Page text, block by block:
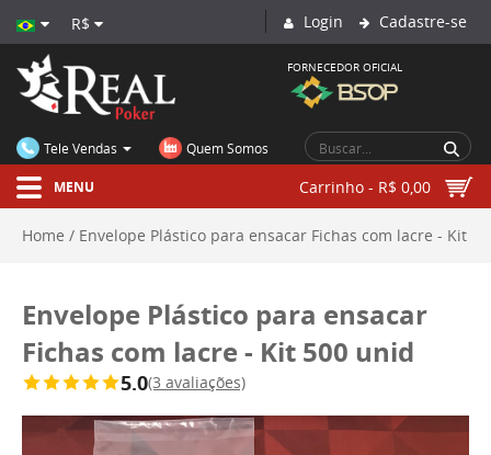
R$
FORNECEDOR OFICIAL
Login Cadastre-se
Carrinho - R$ 0,00
Tele Vendas Quem Somos
MENU
Home Envelope Plástico para ensacar Fichas com lacre - Kit
Envelope Plástico para ensacar
Fichas com lacre - Kit 500 unid
5.0(3 avaliações)